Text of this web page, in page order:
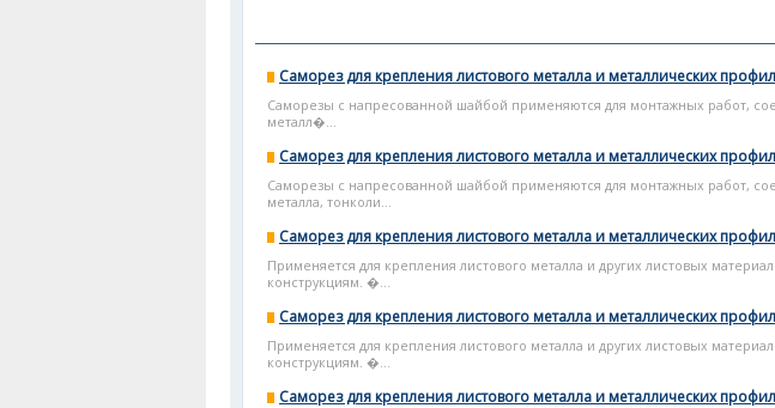
Саморез для крепления листового металла и металлических
Саморезы с напресованной шайбой применяются для монтажных работ,
металл�...
Саморез для крепления листового металла и металлических
Саморезы с напресованной шайбой применяются для монтажных работ,
металла, тонколи...
Саморез для крепления листового металла и металлических
Применяется для крепления листового металла и других листовых
конструкциям. �...
Саморез для крепления листового металла и металлических
Применяется для крепления листового металла и других листовых
конструкциям. �...
Саморез для крепления листового металла и металлических